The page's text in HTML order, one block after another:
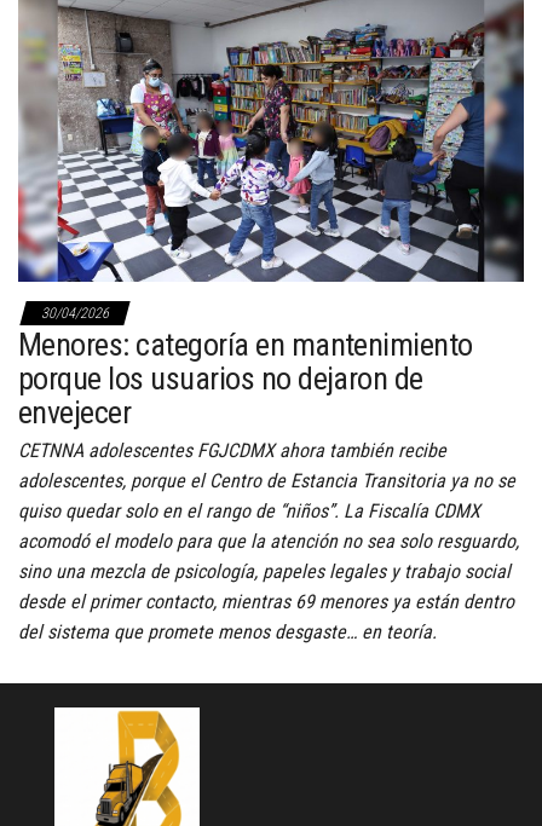
30/04/2026
Menores: categoría en mantenimiento
porque los usuarios no dejaron de
envejecer
CETNNA adolescentes FGJCDMX ahora también recibe
adolescentes, porque el Centro de Estancia Transitoria ya no se
quiso quedar solo en el rango de “niños”. La Fiscalía CDMX
acomodó el modelo para que la atención no sea solo resguardo,
sino una mezcla de psicología, papeles legales y trabajo social
desde el primer contacto, mientras 69 menores ya están dentro
del sistema que promete menos desgaste… en teoría.